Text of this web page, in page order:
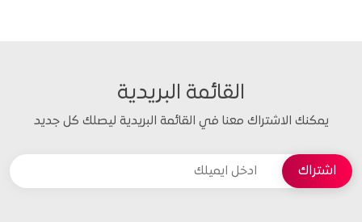
القائمة البريدية
يمكنك الاشتراك معنا في القائمة البريدية ليصلك كل جديد